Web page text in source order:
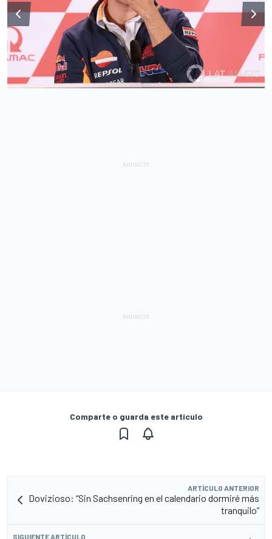
Comparte o guarda este artículo
ARTÍCULO ANTERIOR
Dovizioso: “Sin Sachsenring en el calendario dormiré más
tranquilo”
SIGUIENTE ARTÍCULO